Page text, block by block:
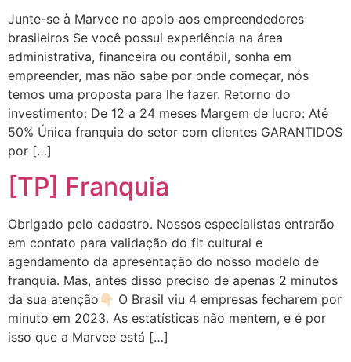
Junte-se à Marvee no apoio aos empreendedores
brasileiros Se você possui experiência na área
administrativa, financeira ou contábil, sonha em
empreender, mas não sabe por onde começar, nós
temos uma proposta para lhe fazer. Retorno do
investimento: De 12 a 24 meses Margem de lucro: Até
50% Única franquia do setor com clientes GARANTIDOS
por […]
[TP] Franquia
Obrigado pelo cadastro. Nossos especialistas entrarão
em contato para validação do fit cultural e
agendamento da apresentação do nosso modelo de
franquia. Mas, antes disso preciso de apenas 2 minutos
da sua atenção👇🏻 O Brasil viu 4 empresas fecharem por
minuto em 2023. As estatísticas não mentem, e é por
isso que a Marvee está […]